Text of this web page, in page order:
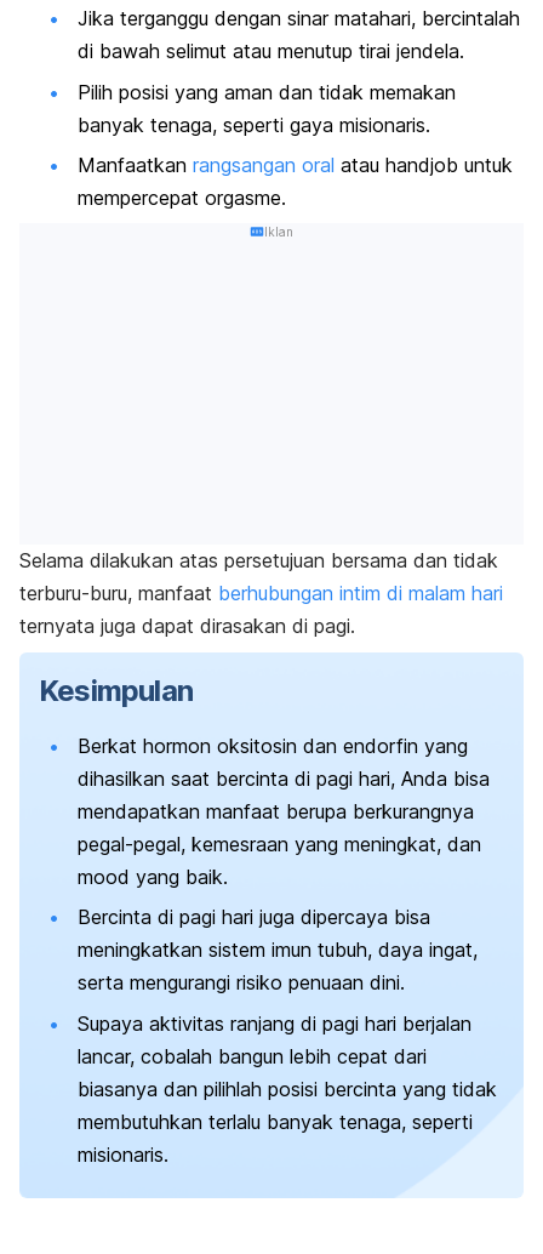
Jika terganggu dengan sinar matahari, bercintalah
di bawah selimut atau menutup tirai jendela.
Pilih posisi yang aman dan tidak memakan
banyak tenaga, seperti gaya misionaris.
Manfaatkan rangsangan oral atau handjob untuk
mempercepat orgasme.
Iklan
Selama dilakukan atas persetujuan bersama dan tidak
terburu-buru, manfaat berhubungan intim di malam hari
ternyata juga dapat dirasakan di pagi.
Kesimpulan
Berkat hormon oksitosin dan endorfin yang
dihasilkan saat bercinta di pagi hari, Anda bisa
mendapatkan manfaat berupa berkurangnya
pegal-pegal, kemesraan yang meningkat, dan
mood yang baik.
Bercinta di pagi hari juga dipercaya bisa
meningkatkan sistem imun tubuh, daya ingat,
serta mengurangi risiko penuaan dini.
Supaya aktivitas ranjang di pagi hari berjalan
lancar, cobalah bangun lebih cepat dari
biasanya dan pilihlah posisi bercinta yang tidak
membutuhkan terlalu banyak tenaga, seperti
misionaris.